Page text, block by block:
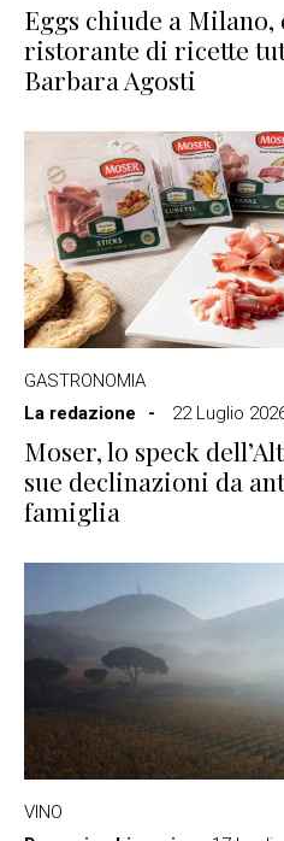
Eggs chiude a Milano,
ristorante di ricette
Barbara Agosti
GASTRONOMIA
La redazione
22 Luglio
Moser, lo speck
sue declinazioni da
famiglia
VINO